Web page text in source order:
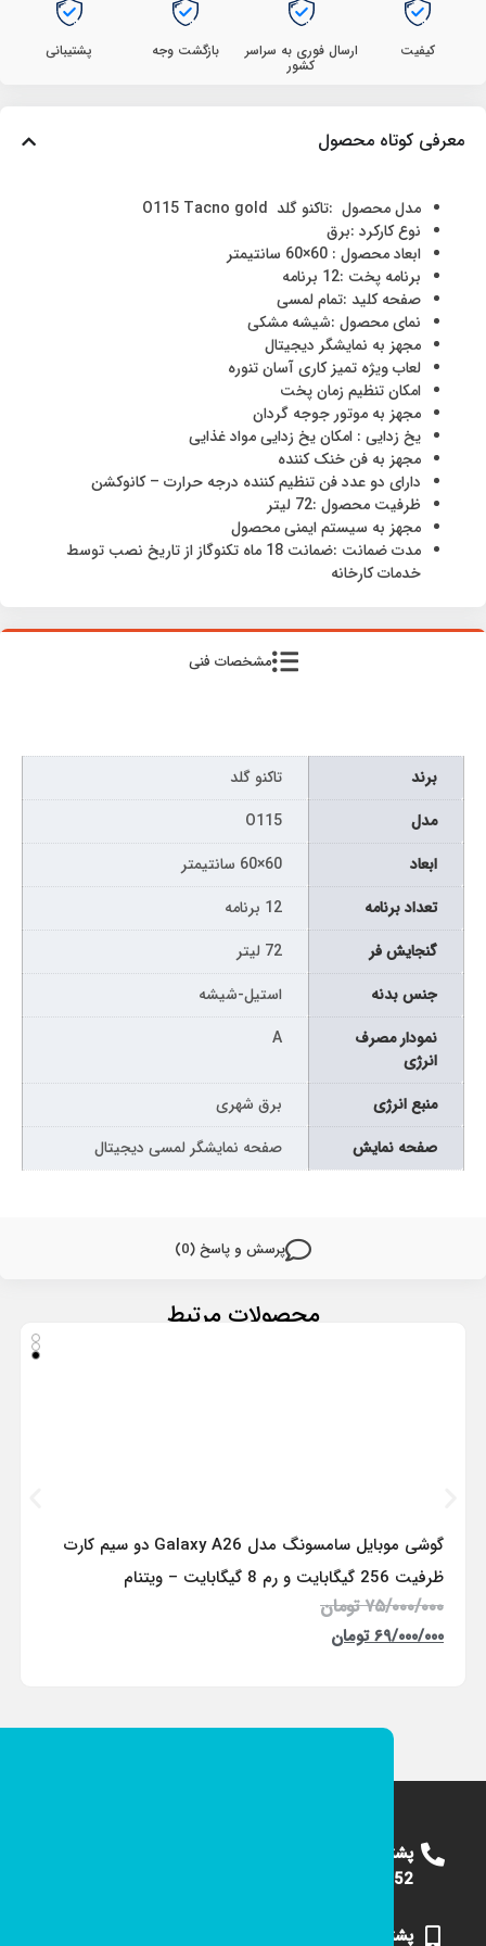
کیفیت ارسال فوری به سراسر
کشور
بازگشت وجه پشتیبانی
معرفی کوتاه محصول
مدل محصول :تاکنو گلد O115 Tacno gold
نوع کارکرد :برق
ابعاد محصول : 60×60 سانتیمتر
برنامه پخت :12 برنامه
صفحه کلید :تمام لمسی
نمای محصول :شیشه مشکی
مجهز به نمایشگر دیجیتال
لعاب ویژه تمیز کاری آسان تنوره
امکان تنظیم زمان پخت
مجهز به موتور جوجه گردان
یخ زدایی : امکان یخ زدایی مواد غذایی
مجهز به فن خنک کننده
دارای دو عدد فن تنظیم کننده درجه حرارت – کانوکشن
ظرفیت محصول :72 لیتر
مجهز به سیستم ایمنی محصول
مدت ضمانت :ضمانت 18 ماه تکنوگاز از تاریخ نصب توسط
خدمات کارخانه
مشخصات فنی
پرسش و پاسخ (0)
برند
تاکنو گلد
مدل
O115
ابعاد
60×60 سانتیمتر
تعداد برنامه
12 برنامه
گنجایش فر
72 لیتر
جنس بدنه
استیل-شیشه
نمودار مصرف
انرژی
A
منبع انرژی
برق شهری
صفحه نمایش
صفحه نمایشگر لمسی دیجیتال
محصولات مرتبط
گوشی موبایل سامسونگ مدل Galaxy A26 دو سیم کارت
ظرفیت 256 گیگابایت و رم 8 گیگابایت – ویتنام
۷۵/۰۰۰/۰۰۰ تومان
۶۹/۰۰۰/۰۰۰ تومان
پشتیبانی
09124375652
پشتیبانی